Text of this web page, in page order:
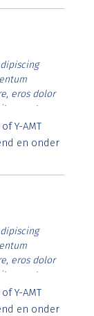
eros dolor
erat.
lorem
Y-AMT
en onder
eros dolor
erat.
lorem
Y-AMT
en onder